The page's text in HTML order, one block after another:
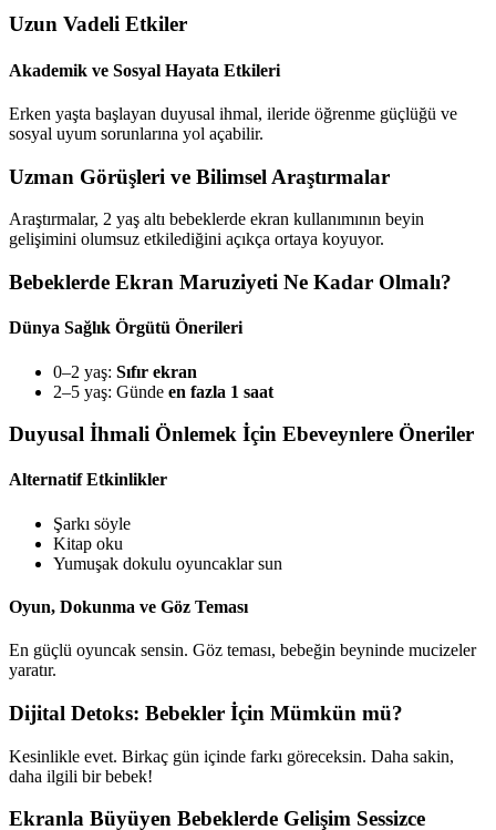
Uzun Vadeli Etkiler
Akademik ve Sosyal Hayata Etkileri
Erken yaşta başlayan duyusal ihmal, ileride öğrenme güçlüğü ve
sosyal uyum sorunlarına yol açabilir.
Uzman Görüşleri ve Bilimsel Araştırmalar
Araştırmalar, 2 yaş altı bebeklerde ekran kullanımının beyin
gelişimini olumsuz etkilediğini açıkça ortaya koyuyor.
Bebeklerde Ekran Maruziyeti Ne Kadar Olmalı?
Dünya Sağlık Örgütü Önerileri
0–2 yaş: Sıfır ekran
2–5 yaş: Günde en fazla 1 saat
Duyusal İhmali Önlemek İçin Ebeveynlere Öneriler
Alternatif Etkinlikler
Şarkı söyle
Kitap oku
Yumuşak dokulu oyuncaklar sun
Oyun, Dokunma ve Göz Teması
En güçlü oyuncak sensin. Göz teması, bebeğin beyninde mucizeler
yaratır.
Dijital Detoks: Bebekler İçin Mümkün mü?
Kesinlikle evet. Birkaç gün içinde farkı göreceksin. Daha sakin,
daha ilgili bir bebek!
Ekranla Büyüyen Bebeklerde Gelişim Sessizce